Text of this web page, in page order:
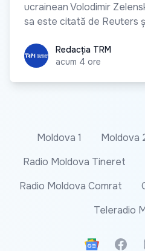
ucrainean Volodimir
sa este citată de Reuters
Redacția TRM
Redacția TRM
acum 4 ore
Moldova 1 Moldova
Radio Moldova Tineret
Radio Moldova Comrat
Teleradio
Google News